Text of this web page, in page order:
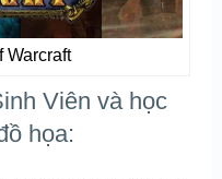
Warcraft
Viên và học
họa: